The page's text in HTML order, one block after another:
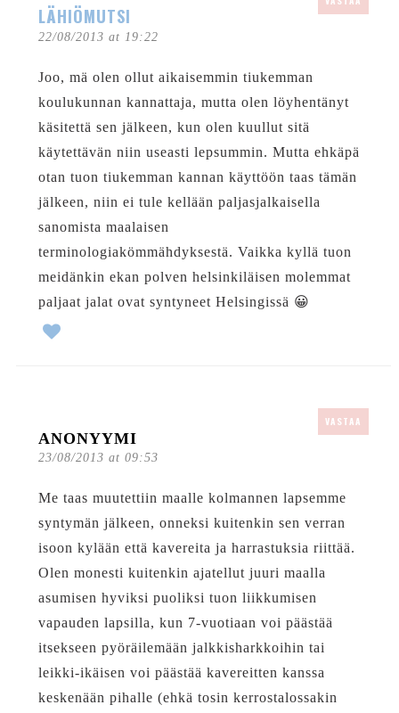
LÄHIÖMUTSI
22/08/2013 at 19:22
Joo, mä olen ollut aikaisemmin tiukemman
koulukunnan kannattaja, mutta olen löyhentänyt
käsitettä sen jälkeen, kun olen kuullut sitä
käytettävän niin useasti lepsummin. Mutta ehkäpä
otan tuon tiukemman kannan käyttöön taas tämän
jälkeen, niin ei tule kellään paljasjalkaisella
sanomista maalaisen
terminologiakömmähdyksestä. Vaikka kyllä tuon
meidänkin ekan polven helsinkiläisen molemmat
paljaat jalat ovat syntyneet Helsingissä 😀
ANONYYMI
23/08/2013 at 09:53
VASTAA
Me taas muutettiin maalle kolmannen lapsemme
syntymän jälkeen, onneksi kuitenkin sen verran
isoon kylään että kavereita ja harrastuksia riittää.
Olen monesti kuitenkin ajatellut juuri maalla
asumisen hyviksi puoliksi tuon liikkumisen
vapauden lapsilla, kun 7-vuotiaan voi päästää
itsekseen pyöräilemään jalkkisharkkoihin tai
leikki-ikäisen voi päästää kavereitten kanssa
keskenään pihalle (ehkä tosin kerrostalossakin